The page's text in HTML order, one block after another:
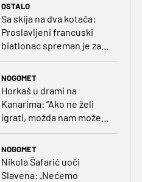
OSTALO
Sa skija na dva kotača:
Proslavljeni francuski
biatlonac spreman je za
debi u profesionalnom
NOGOMET
Horkaš u drami na
Kanarima: “Ako ne želi
igrati, možda nam može
NOGOMET
Nikola Šafarić uoči
Slavena: „Nećemo